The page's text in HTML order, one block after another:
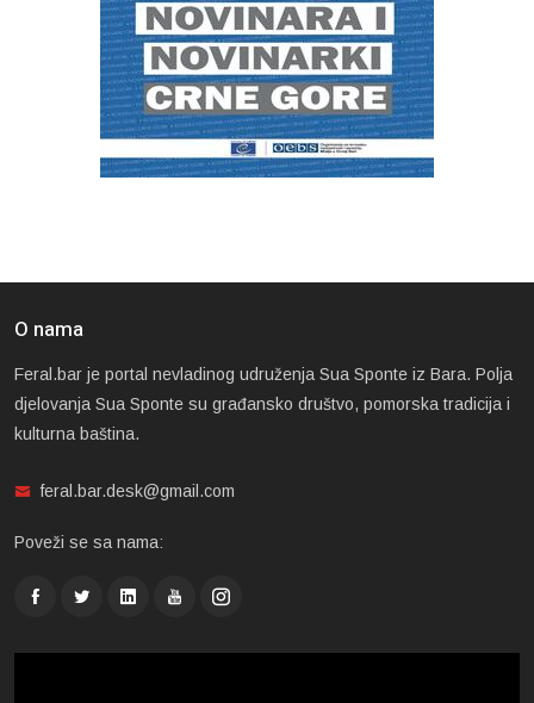
O nama
Feral.bar je portal nevladinog udruženja Sua Sponte iz Bara. Polja
djelovanja Sua Sponte su građansko društvo, pomorska tradicija i
kulturna baština.
feral.bar.desk@gmail.com
Poveži se sa nama: